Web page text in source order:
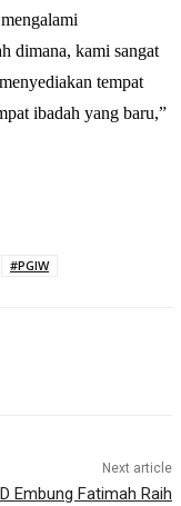
dimana, kami sangat
tempat
ibadah yang baru,”
#PGIW
Next article
Embung Fatimah Raih